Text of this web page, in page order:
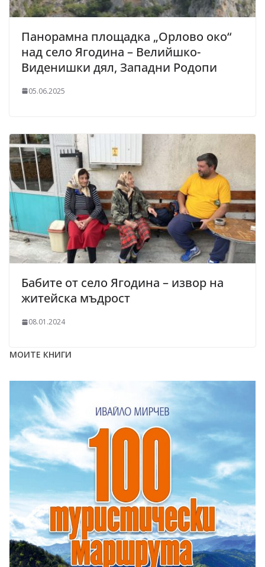
Панорамна площадка „Орлово око“
над село Ягодина – Велийшко-
Виденишки дял, Западни Родопи
05.06.2025
Бабите от село Ягодина – извор на
житейска мъдрост
08.01.2024
МОИТЕ КНИГИ